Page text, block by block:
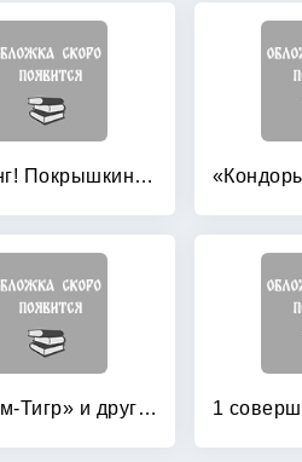
«Ахтунг! Покрышкин в воздухе!» «Сталинский сокол» №1
«Штурм-Тигр» и другие штурмовые танки (+ модель)